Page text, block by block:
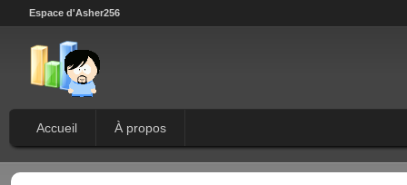
Espace d'Asher256
Accueil À propos